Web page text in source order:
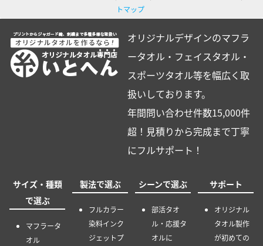
トマップ
オリジナルデザインのマフラ
ータオル・フェイスタオル・
スポーツタオル等を幅広く取
扱いしております。
年間問い合わせ件数15,000件
超！見積りから完成まで丁寧
にフルサポート！
サイズ・種類
で選ぶ
マフラータ
オル
製法で選ぶ
フルカラー
染料インク
ジェットプ
シーンで選ぶ
部活タオ
ル・応援タ
オルに
サポート
オリジナル
タオル製作
が初めての